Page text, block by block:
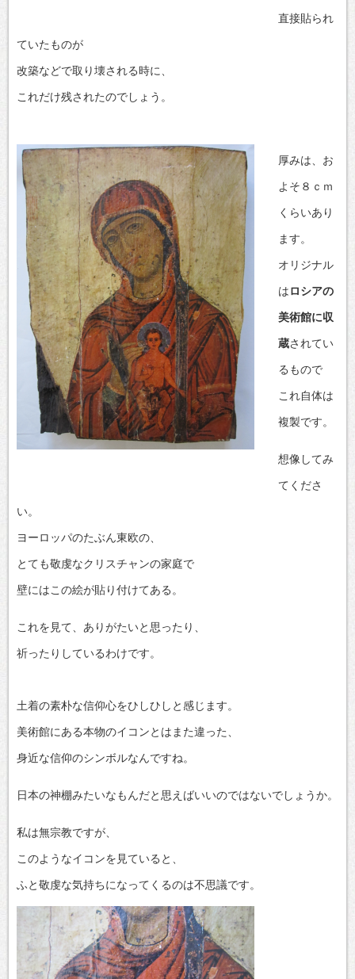
直接貼られ
ていたものが
改築などで取り壊される時に、
これだけ残されたのでしょう。
厚みは、お
よそ８ｃｍ
くらいあり
ます。
オリジナル
はロシアの
美術館に収
蔵されてい
るもので
これ自体は
複製です。
想像してみ
てくださ
い。
ヨーロッパのたぶん東欧の、
とても敬虔なクリスチャンの家庭で
壁にはこの絵が貼り付けてある。
これを見て、ありがたいと思ったり、
祈ったりしているわけです。
土着の素朴な信仰心をひしひしと感じます。
美術館にある本物のイコンとはまた違った、
身近な信仰のシンボルなんですね。
日本の神棚みたいなもんだと思えばいいのではないでしょうか。
私は無宗教ですが、
このようなイコンを見ていると、
ふと敬虔な気持ちになってくるのは不思議です。